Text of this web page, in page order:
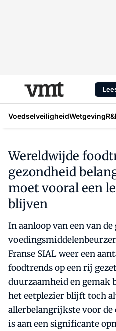
VoedselveiligheidWetgeving
Wereldwijde
gezondheid
moet vooral een
blijven
In aanloop van een van
Franse SIAL weer een
foodtrends op een rij
duurzaamheid en gemak
het eetplezier blijft toch
allerbelangrijkste voor
is aan een significante